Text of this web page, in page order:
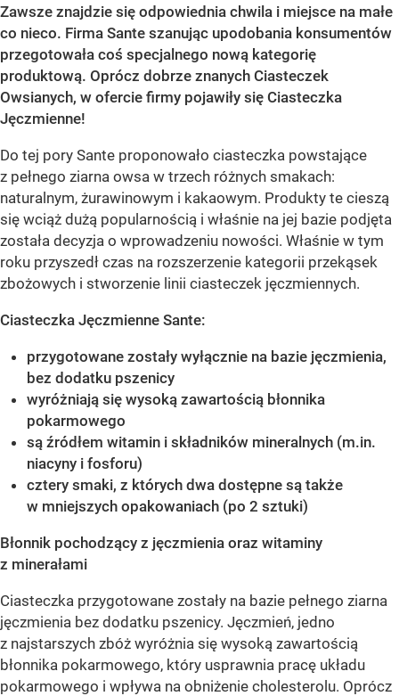
Zawsze znajdzie się odpowiednia chwila i miejsce na małe
co nieco. Firma Sante szanując upodobania konsumentów
przegotowała coś specjalnego nową kategorię
produktową. Oprócz dobrze znanych Ciasteczek
Owsianych, w ofercie firmy pojawiły się Ciasteczka
Jęczmienne!
Do tej pory Sante proponowało ciasteczka powstające
z pełnego ziarna owsa w trzech różnych smakach:
naturalnym, żurawinowym i kakaowym. Produkty te cieszą
się wciąż dużą popularnością i właśnie na jej bazie podjęta
została decyzja o wprowadzeniu nowości. Właśnie w tym
roku przyszedł czas na rozszerzenie kategorii przekąsek
zbożowych i stworzenie linii ciasteczek jęczmiennych.
Ciasteczka Jęczmienne Sante:
przygotowane zostały wyłącznie na bazie jęczmienia,
bez dodatku pszenicy
wyróżniają się wysoką zawartością błonnika
pokarmowego
są źródłem witamin i składników mineralnych (m.in.
niacyny i fosforu)
cztery smaki, z których dwa dostępne są także
w mniejszych opakowaniach (po 2 sztuki)
Błonnik pochodzący z jęczmienia oraz witaminy
z minerałami
Ciasteczka przygotowane zostały na bazie pełnego ziarna
jęczmienia bez dodatku pszenicy. Jęczmień, jedno
z najstarszych zbóż wyróżnia się wysoką zawartością
błonnika pokarmowego, który usprawnia pracę układu
pokarmowego i wpływa na obniżenie cholesterolu. Oprócz